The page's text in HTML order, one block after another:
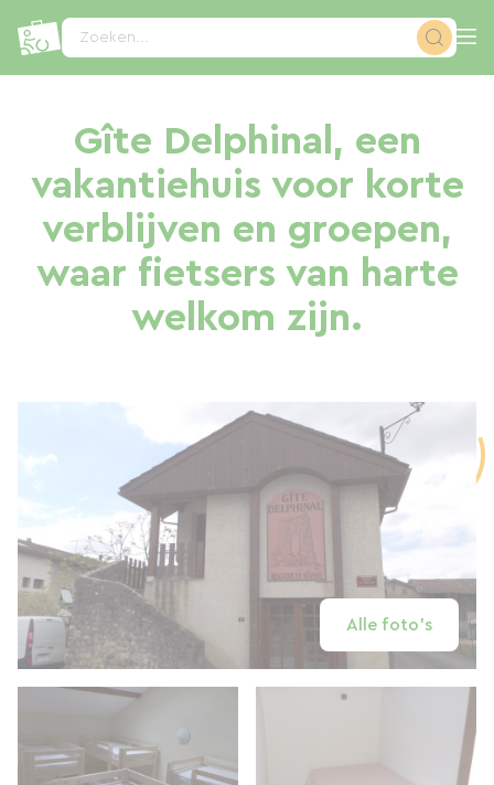
Zoeken...
Gîte Delphinal, een
vakantiehuis voor korte
verblijven en groepen,
waar fietsers van harte
welkom zijn.
Alle foto's
Cookies beheer paneel